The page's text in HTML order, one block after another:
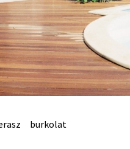
burkolat